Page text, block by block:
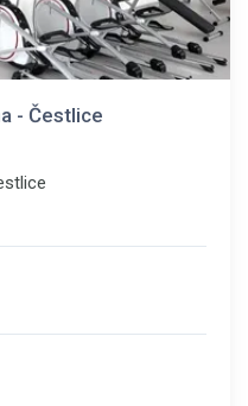
- Čestlice